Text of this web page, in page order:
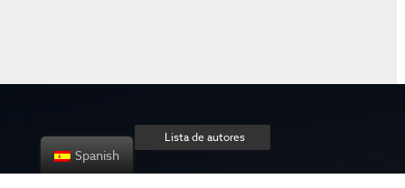
Lista de autores
Spanish